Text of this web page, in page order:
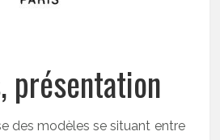
présentation
des modèles se situant entre